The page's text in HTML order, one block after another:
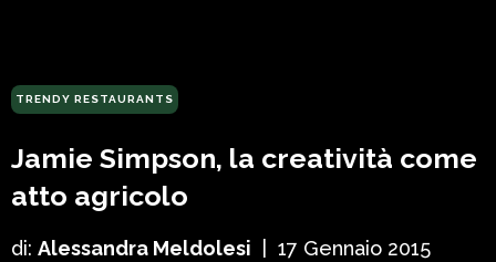
TRENDY RESTAURANTS
Jamie Simpson, la creatività come
atto agricolo
di: Alessandra Meldolesi 17 Gennaio 2015